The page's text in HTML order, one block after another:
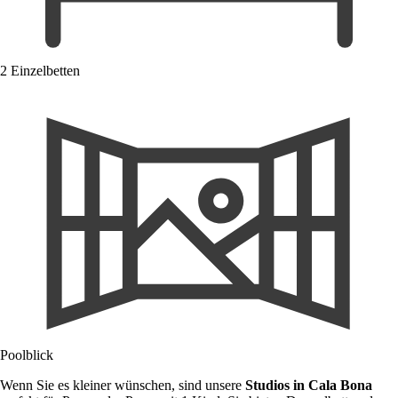
2 Einzelbetten
Poolblick
Wenn Sie es kleiner wünschen, sind unsere Studios in Cala Bona